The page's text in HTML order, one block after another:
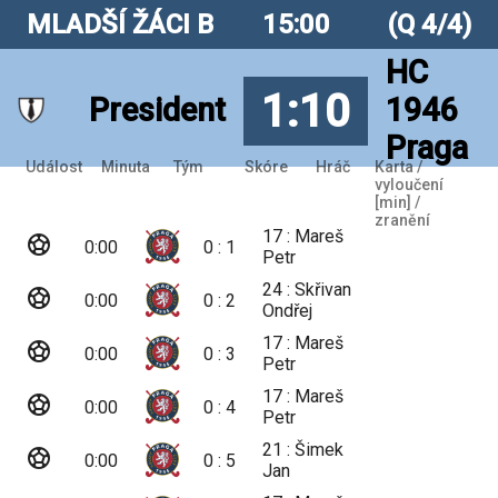
MLADŠÍ ŽÁCI B 15:00 (Q 4/4)
President 1:10
HC
1946
Praga
Událost Minuta Tým Skóre Hráč
Karta /
vyloučení
[min] /
zranění
sports_soccer 0:00 0 : 1
17 : Mareš
Petr
sports_soccer 0:00 0 : 2
24 : Skřivan
Ondřej
sports_soccer 0:00 0 : 3
17 : Mareš
Petr
sports_soccer 0:00 0 : 4
17 : Mareš
Petr
sports_soccer 0:00 0 : 5
21 : Šimek
Jan